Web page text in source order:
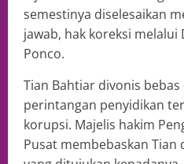
semestinya diselesaikan
jawab, hak koreksi melalui
Ponco.
Tian Bahtiar divonis bebas
perintangan penyidikan
korupsi. Majelis hakim
Pusat membebaskan Tian